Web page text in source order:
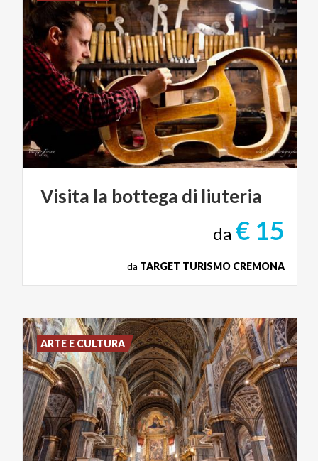
Visita la bottega di liuteria
da € 15
da TARGET TURISMO CREMONA
ARTE E CULTURA